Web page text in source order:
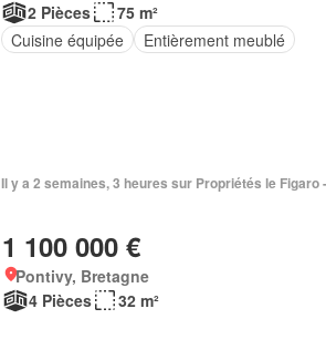
2 Pièces
75 m²
Cuisine équipée
Entièrement meublé
Il y a 2 semaines, 3 heures sur Propriétés le Figaro
1 100 000 €
Pontivy, Bretagne
4 Pièces
32 m²